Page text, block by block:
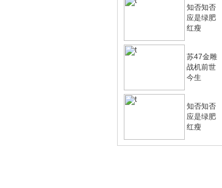
知否知否
应是绿肥
红瘦
苏47金雕
战机前世
今生
知否知否
应是绿肥
红瘦